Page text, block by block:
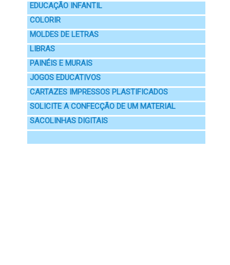
EDUCAÇÃO INFANTIL
COLORIR
MOLDES DE LETRAS
LIBRAS
PAINÉIS E MURAIS
JOGOS EDUCATIVOS
CARTAZES IMPRESSOS PLASTIFICADOS
SOLICITE A CONFECÇÃO DE UM MATERIAL
SACOLINHAS DIGITAIS